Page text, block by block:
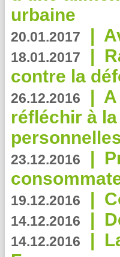
urbaine
20.01.2017 |
18.01.2017 |
contre la
26.12.2016 |
réfléchir à
23.12.2016 |
19.12.2016 |
14.12.2016 |
14.12.2016 |